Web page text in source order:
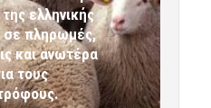
ελληνικής
σε πληρωμές,
και ανωτέρα
τους